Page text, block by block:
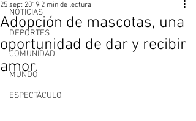
NOTICIAS
DEPORTES
COMUNIDAD
MUNDO
ESPECTÀCULO
Adopción de mascotas, una
oportunidad de dar y recibir
amor.
25 sept 2019 2 min de lectura